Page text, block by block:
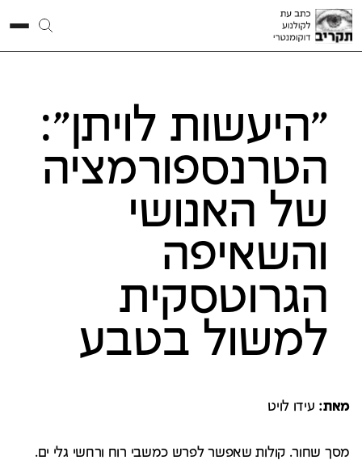
"היעשות לויתן":
הטרנספורמציה
של האנושי
והשאיפה
הגרוטסקית
למשול בטבע
מאת: עידו לויט
מסך שחור. קולות שאפשר לפרש כמשבי רוח ורחשי גלי ים.